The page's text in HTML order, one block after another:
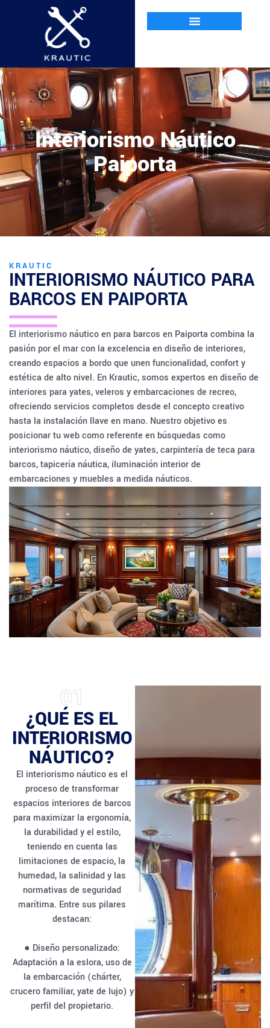
Interiorismo Náutico
Paiporta
KRAUTIC
INTERIORISMO NÁUTICO PARA
BARCOS EN PAIPORTA
El interiorismo náutico en para barcos en Paiporta combina la
pasión por el mar con la excelencia en diseño de interiores,
creando espacios a bordo que unen funcionalidad, confort y
estética de alto nivel. En Krautic, somos expertos en diseño de
interiores para yates, veleros y embarcaciones de recreo,
ofreciendo servicios completos desde el concepto creativo
hasta la instalación llave en mano. Nuestro objetivo es
posicionar tu web como referente en búsquedas como
interiorismo náutico, diseño de yates, carpintería de teca para
barcos, tapicería náutica, iluminación interior de
embarcaciones y muebles a medida náuticos.
01
¿QUÉ ES EL
INTERIORISMO
NÁUTICO?
El interiorismo náutico es el
proceso de transformar
espacios interiores de barcos
para maximizar la ergonomía,
la durabilidad y el estilo,
teniendo en cuenta las
limitaciones de espacio, la
humedad, la salinidad y las
normativas de seguridad
marítima. Entre sus pilares
destacan:
● Diseño personalizado:
Adaptación a la eslora, uso de
la embarcación (chárter,
crucero familiar, yate de lujo) y
perfil del propietario.